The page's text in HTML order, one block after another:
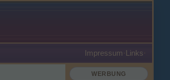
Impressum ·Links·
WERBUNG